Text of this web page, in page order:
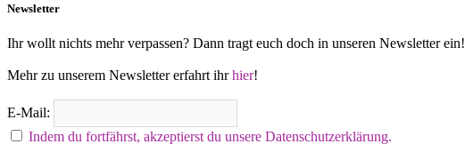
Newsletter
Ihr wollt nichts mehr verpassen? Dann tragt euch doch in unseren Newsletter ein!
Mehr zu unserem Newsletter erfahrt ihrhier!
E-Mail:
Indem du fortfährst, akzeptierst du unsere Datenschutzerklärung.